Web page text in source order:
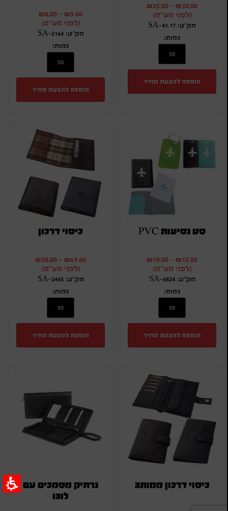
₪30.00
-
₪25.00
(לפני מע"מ)
מק"ט: SA-41.17
כמות:
הוספה להצעת מחיר
₪9.60
-
₪8.00
(לפני מע"מ)
מק"ט: SA-2164
כמות:
הוספה להצעת מחיר
סט נסיעות PVC
₪12.00
-
₪10.00
(לפני מע"מ)
מק"ט: SA-6824
כמות:
הוספה להצעת מחיר
כיסוי דרכון
₪69.60
-
₪58.00
(לפני מע"מ)
מק"ט: SA-2465
כמות:
הוספה להצעת מחיר
כיסוי דרכון ממותג
נרתיק מסמכים עם
לוגו